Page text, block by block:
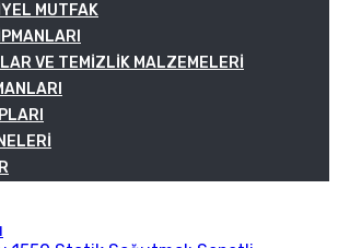
MUTFAK
VE TEMIZLIK MALZEMELERI